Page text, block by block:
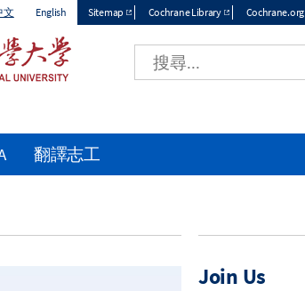
文 English Sitemap Cochrane Library Cochrane.org
Join Us
翻譯志工